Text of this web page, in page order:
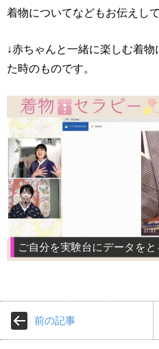
着物についてなどもお伝えして
↓赤ちゃんと一緒に楽しむ着
た時のものです。
前の記事